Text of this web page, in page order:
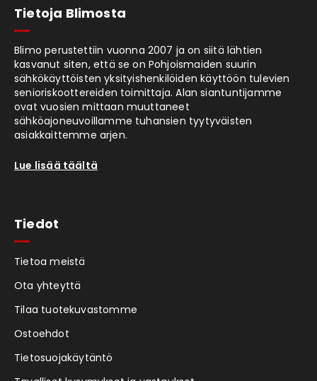
Tietoja Blimosta
Blimo perustettiin vuonna 2007 ja on siitä lähtien
kasvanut siten, että se on Pohjoismaiden suurin
sähkökäyttöisten yksityishenkilöiden käyttöön tulevien
senioriskoottereiden toimittaja. Alan siantuntijamme
ovat vuosien mittaan muuttaneet
sähköajoneuvoillamme tuhansien tyytyväisten
asiakkaittemme arjen.
Lue lisää täältä
Tiedot
Tietoa meistä
Ota yhteyttä
Tilaa tuotekuvastomme
Ostoehdot
Tietosuojakäytäntö